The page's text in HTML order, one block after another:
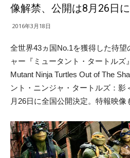
像解禁、公開は8月26日に
2016年3月18日
全世界43ヵ国No.1を獲得した待
ャー『ミュータント・タートルズ
Mutant Ninja Turtles Out of The
ント・ニンジャ・タートルズ：影
月26日に全国公開決定。特報映像